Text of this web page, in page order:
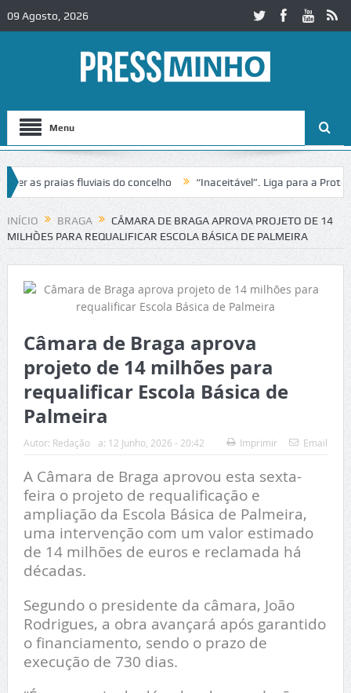
09 Agosto, 2026
Menu
praias fluviais do concelho “Inaceitável”. Liga para a Proteção
de trânsito no IC2 em Alcobaça Igreja do Castelo de
INÍCIO BRAGA
CÂMARA DE BRAGA APROVA PROJETO DE 14
MILHÕES PARA REQUALIFICAR ESCOLA BÁSICA DE PALMEIRA
Câmara de Braga aprova
projeto de 14 milhões para
requalificar Escola Básica de
Palmeira
Autor: Redação a: 12 Junho, 2026 - 20:42 Imprimir Email
A Câmara de Braga aprovou esta sexta-
feira o projeto de requalificação e
ampliação da Escola Básica de Palmeira,
uma intervenção com um valor estimado
de 14 milhões de euros e reclamada há
décadas.
Segundo o presidente da câmara, João
Rodrigues, a obra avançará após garantido
o financiamento, sendo o prazo de
execução de 730 dias.